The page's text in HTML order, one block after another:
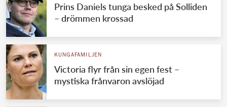
Prins Daniels tunga besked på Solliden
– drömmen krossad
KUNGAFAMILJEN
Victoria flyr från sin egen fest –
mystiska frånvaron avslöjad